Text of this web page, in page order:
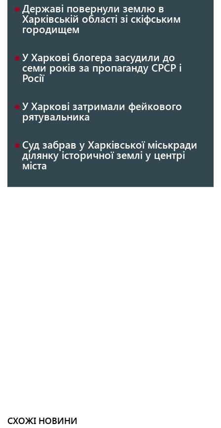
Державі повернули землю в
Харківській області зі скіфським
городищем
У Харкові блогера засудили до
семи років за пропаганду СРСР і
Росії
У Харкові затримали фейкового
рятувальника
Суд забрав у Харківської міськради
ділянку історичної землі у центрі
міста
СХОЖІ НОВИНИ